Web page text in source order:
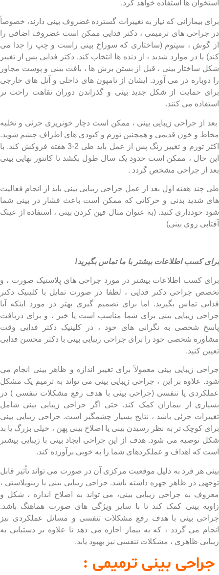
ها استفاده خواهد کرد.
بیمارانی که نیاز به تغییرات گسترده غضروف بینی دارند، خصوصاً
های ترمیمی ، دکتر فدایی ممکن است غضروف اضافی را
، سپتوم (ساختاری که سوراخ بینی راست و چپ را جدا می
یا در موارد شدید ، از دنده ها انتخاب کند. دکتر فدایی پس از تغییر
ساختار بینی ، قبل از بستن برش ها ، بافت بینی و پوست مجاور
در می آورد. ایشان از تامپون های داخلی و آتل های خارجی
حمایت از شکل جدید بینی و گذراندن دوران نقاهت راحت تر
می کنند.
از جراحی زیبایی بینی ، ممکن است دچار خونریزی جزئی و تخلیه
و خون قدیمی و همچنین تورم و کبودی های اطراف چشم شوید.
اکثر تورم و تغییر رنگ پس از عمل باید طی 2-3 هفته فروکش کند. با
حال ، ممکن است حدود یک سال طول بکشد تا کانتور نهایی بینی
از جراحی مشخص گردد .
هفته اول بعد از عمل جراحی زیبایی بینی باید از انجام فعالیت
شدید بدنی و حرکاتی که ممکن است باعث فشار در بینی شما
خودداری کنید. (به عنوان مثال فین کردن بینی ، استفاده از عینک
روی بینی)
کسب اطلاعات بیشتر با ما تماس بگیرید!
کسب اطلاعات بیشتر در مورد جراحی های پلاستیک صورت ، و
جراحی دکتر فدایی ، لطفا در صورت تمایل با کلینیک دکتر
تماس بگیرید. اما برای تصمیم گیری بهتر در مورد اینکه آیا
زیبایی بینی برای شما مناسب است یا خیر ، و برای دریافت
شخصی به نگرانی های خود ، در کلینیک دکتر فدایی وقت
شخصی خود را برای جراحی زیبایی بینی با دکتر محسن فدایی
کنید.
زیبایی بینی معمولاً برای تغییر اندازه و ظاهر بینی انجام می
علاوه بر این ، جراحی زیبایی بینی می تواند به ترمیم یک مشکل
یا تنفسی (جراحی بینی با هدف رفع مشکلات تنفسی ) در
از بیماران کمک کند. حتی اگر جراحی زیبایی بینی شامل
جزئی باشد ، نتایج بسیار چشمگیر است. جراحی زیبایی بینی
کوچک تر به نظر رسیدن بینی یا اصلاح بینی پهن ، خیلی بزرگ یا بد
توصیه می شود. هدف از این جراحی ایجاد بینی با زیبایی بیشتر
که اهداف و عملکردهای شما را به خوبی برآورده کند.
هر فرد به دلیل موقعیت مرکزی آن در صورت می تواند تأثیر قابل
در ظاهر چهره داشته باشد. جراحی زیبایی بینی یا رینوپلاستی ،
به جراحی زیبایی بینی، می تواند به اصلاح اندازه ، شکل و
بینی کمک کند تا با سایر ویژگی های صورت هماهنگ باشد.
بینی با هدف رفع مشکلات تنفسی و مسائل عملکردی نیز
می گردد ، که به بیمار اجازه می دهد تا علاوه بر دستیابی به
ظاهری ، مشکلات تنفسی نیز بهبود یابد.
بینی ترمیمی :